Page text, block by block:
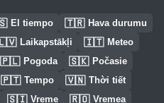
El tiempo 🇹🇷 Hava durumu
Laikapstākļi 🇮🇹 Meteo
🇵🇱 Pogoda 🇸🇰 Počasie
🇵🇹 Tempo 🇻🇳 Thời tiết
🇸🇮 Vreme 🇷🇴 Vremea